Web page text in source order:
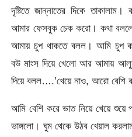
দৃষ্টিতে জান্নাতের দিকে
আমার ফেসবুক চেক করো। কথা
আমায় চুপ থাকতে বলল। আমি চুপ
বউ মাংস দিয়ে খেলো আর আমায়
দিয়ে বলল….’খেয়ে নাও, আরো বেশি
আমি বেশি করে ভাত নিয়ে খেয়ে শুয়ে
ভাঙ্গলো। ঘুম থেকে উঠব খেয়াল